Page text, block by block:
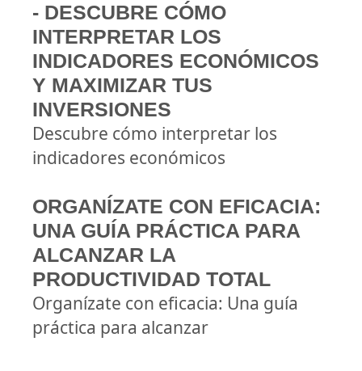
- DESCUBRE CÓMO
INTERPRETAR LOS
INDICADORES ECONÓMICOS
Y MAXIMIZAR TUS
INVERSIONES
Descubre cómo interpretar los
indicadores económicos
ORGANÍZATE CON EFICACIA:
UNA GUÍA PRÁCTICA PARA
ALCANZAR LA
PRODUCTIVIDAD TOTAL
Organízate con eficacia: Una guía
práctica para alcanzar